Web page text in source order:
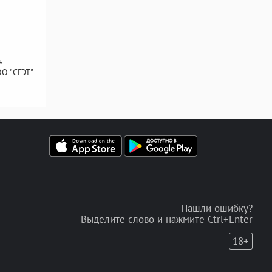
"СГЭТ"
Нашли ошибку?
Выделите слово и нажмите Ctrl+Enter
18+